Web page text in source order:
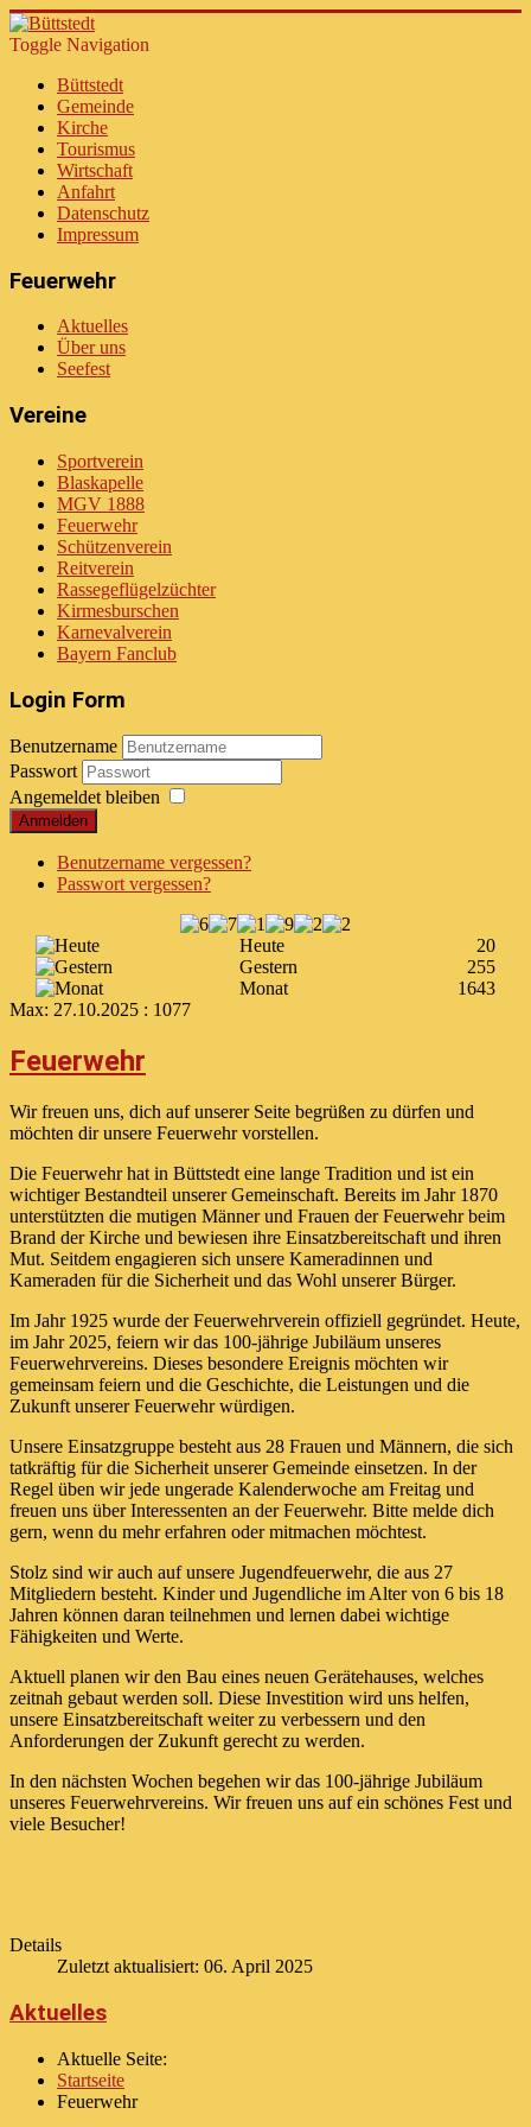
Toggle Navigation
Büttstedt
Gemeinde
Kirche
Tourismus
Wirtschaft
Anfahrt
Datenschutz
Impressum
Feuerwehr
Aktuelles
Über uns
Seefest
Vereine
Sportverein
Blaskapelle
MGV 1888
Feuerwehr
Schützenverein
Reitverein
Rassegeflügelzüchter
Kirmesburschen
Karnevalverein
Bayern Fanclub
Login Form
Benutzername
Passwort
Angemeldet bleiben
Anmelden
Benutzername vergessen?
Passwort vergessen?
Heute
20
Gestern
255
Monat
1643
Max: 27.10.2025 : 1077
Feuerwehr
Wir freuen uns, dich auf unserer Seite begrüßen zu dürfen und
möchten dir unsere Feuerwehr vorstellen.
Die Feuerwehr hat in Büttstedt eine lange Tradition und ist ein
wichtiger Bestandteil unserer Gemeinschaft. Bereits im Jahr 1870
unterstützten die mutigen Männer und Frauen der Feuerwehr beim
Brand der Kirche und bewiesen ihre Einsatzbereitschaft und ihren
Mut. Seitdem engagieren sich unsere Kameradinnen und
Kameraden für die Sicherheit und das Wohl unserer Bürger.
Im Jahr 1925 wurde der Feuerwehrverein offiziell gegründet. Heute,
im Jahr 2025, feiern wir das 100-jährige Jubiläum unseres
Feuerwehrvereins. Dieses besondere Ereignis möchten wir
gemeinsam feiern und die Geschichte, die Leistungen und die
Zukunft unserer Feuerwehr würdigen.
Unsere Einsatzgruppe besteht aus 28 Frauen und Männern, die sich
tatkräftig für die Sicherheit unserer Gemeinde einsetzen. In der
Regel üben wir jede ungerade Kalenderwoche am Freitag und
freuen uns über Interessenten an der Feuerwehr. Bitte melde dich
gern, wenn du mehr erfahren oder mitmachen möchtest.
Stolz sind wir auch auf unsere Jugendfeuerwehr, die aus 27
Mitgliedern besteht. Kinder und Jugendliche im Alter von 6 bis 18
Jahren können daran teilnehmen und lernen dabei wichtige
Fähigkeiten und Werte.
Aktuell planen wir den Bau eines neuen Gerätehauses, welches
zeitnah gebaut werden soll. Diese Investition wird uns helfen,
unsere Einsatzbereitschaft weiter zu verbessern und den
Anforderungen der Zukunft gerecht zu werden.
In den nächsten Wochen begehen wir das 100-jährige Jubiläum
unseres Feuerwehrvereins. Wir freuen uns auf ein schönes Fest und
viele Besucher!
Details
Zuletzt aktualisiert: 06. April 2025
Aktuelles
Aktuelle Seite:
Startseite
Feuerwehr